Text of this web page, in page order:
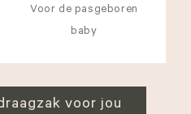
Voor de pasgeboren
baby
voor jou